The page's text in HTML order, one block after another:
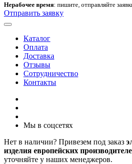
Нерабочее время: пишите, отправляйте
Отправить заявку
Каталог
Оплата
Доставка
Отзывы
Сотрудничество
Контакты
Мы в соцсетях
Нет в наличии? Привезем под заказ
изделия европейских
уточняйте у наших менеджеров.